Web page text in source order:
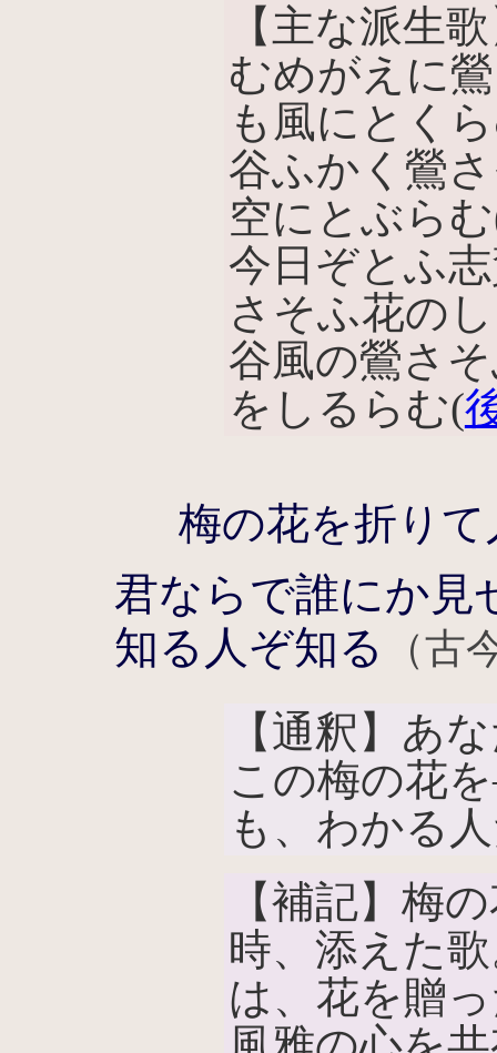
【主な派生
むめがえに
も風にとく
谷ふかく鶯
空にとぶら
今日ぞとふ
さそふ花の
谷風の鶯さ
をしるらむ(
梅の花を折り
君ならで誰にか見
知る人ぞ知る
（古
【通釈】あ
この梅の花
も、わかる
【補記】梅
時、添えた
は、花を贈